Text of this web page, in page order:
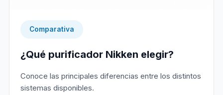
Comparativa
¿Qué purificador Nikken elegir?
Conoce las principales diferencias entre los distintos
sistemas disponibles.